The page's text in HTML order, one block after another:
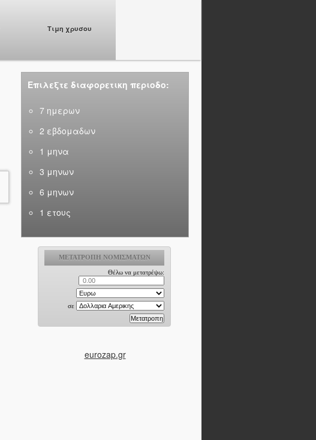
Τιμη χρυσου
Επιλεξτε διαφορετικη περιοδο:
7 ημερων
2 εβδομαδων
1 μηνα
3 μηνων
6 μηνων
1 ετους
eurozap.gr